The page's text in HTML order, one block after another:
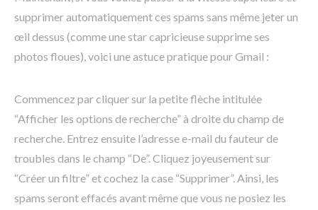
supprimer automatiquement ces spams sans même jeter un
œil dessus (comme une star capricieuse supprime ses
photos floues), voici une astuce pratique pour Gmail :
Commencez par cliquer sur la petite flèche intitulée
“Afficher les options de recherche” à droite du champ de
recherche. Entrez ensuite l’adresse e-mail du fauteur de
troubles dans le champ “De”. Cliquez joyeusement sur
“Créer un filtre” et cochez la case “Supprimer”. Ainsi, les
spams seront effacés avant même que vous ne posiez les